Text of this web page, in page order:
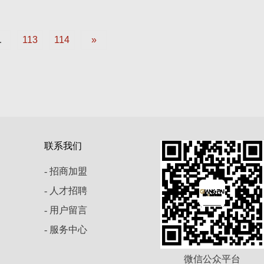
113 114 »
联系我们
- 招商加盟
- 人才招聘
- 用户留言
- 服务中心
微信公众平台